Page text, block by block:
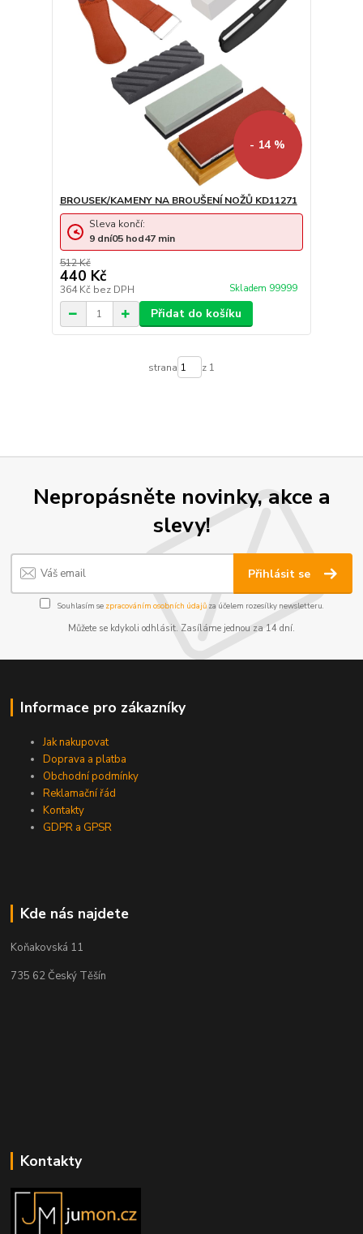
- 14 %
BROUSEK/KAMENY NA BROUŠENÍ NOŽŮ KD11271
512 Kč
440 Kč
364 Kč bez DPH Skladem 99999
Sleva končí:
9 dní05 hod47 min
Přidat do košíku
strana z 1
Nepropásněte novinky, akce a
slevy!
Přihlásit se
Souhlasím se zpracováním osobních údajůza účelem rozesílky newsletteru.
Můžete se kdykoli odhlásit. Zasíláme jednou za 14 dní.
Informace pro zákazníky
Jak nakupovat
Doprava a platba
Obchodní podmínky
Reklamační řád
Kontakty
GDPR a GPSR
Kde nás najdete
Koňakovská 11
735 62 Český Těšín
Kontakty